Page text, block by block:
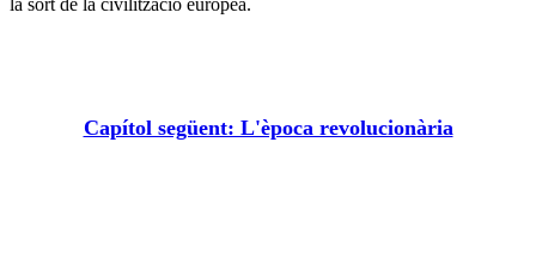
la sort de la civilització europea.
Capítol següent: L'època revolucionària